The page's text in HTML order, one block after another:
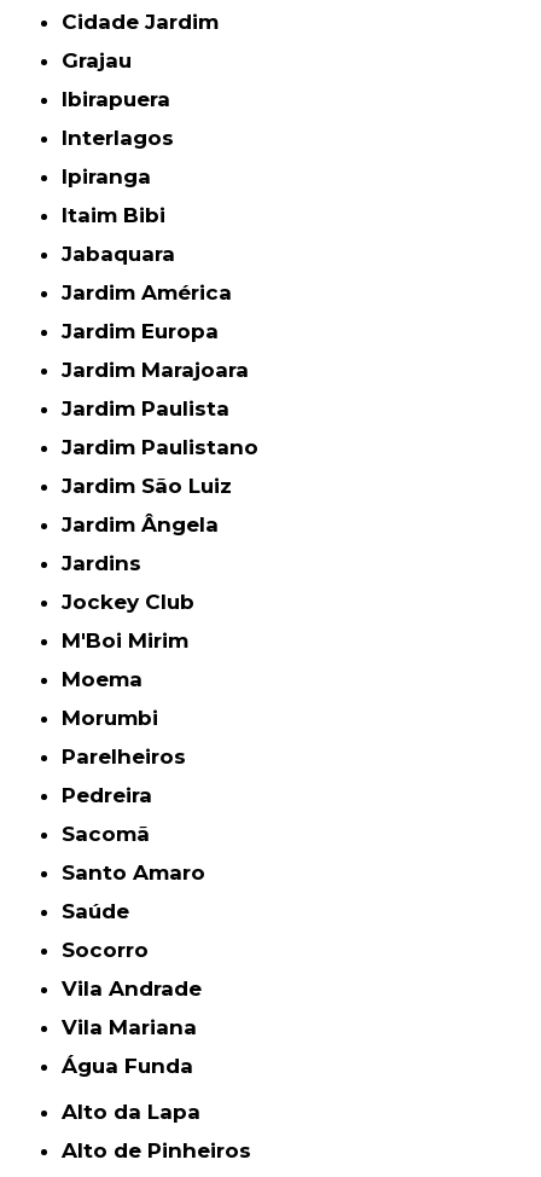
Cidade Jardim
Grajau
Ibirapuera
Interlagos
Ipiranga
Itaim Bibi
Jabaquara
Jardim América
Jardim Europa
Jardim Marajoara
Jardim Paulista
Jardim Paulistano
Jardim São Luiz
Jardim Ângela
Jardins
Jockey Club
M'Boi Mirim
Moema
Morumbi
Parelheiros
Pedreira
Sacomã
Santo Amaro
Saúde
Socorro
Vila Andrade
Vila Mariana
Água Funda
Alto da Lapa
Alto de Pinheiros